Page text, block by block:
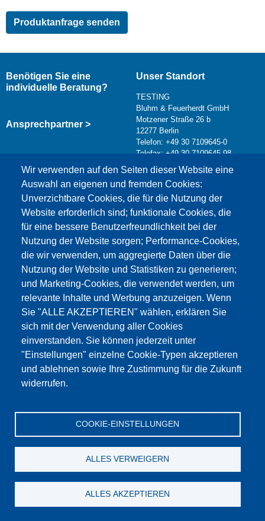
Wir verwenden auf den Seiten dieser Website eine
Auswahl an eigenen und fremden Cookies:
Unverzichtbare Cookies, die für die Nutzung der
Website erforderlich sind; funktionale Cookies, die
für eine bessere Benutzerfreundlichkeit bei der
Nutzung der Website sorgen; Performance-Cookies,
die wir verwenden, um aggregierte Daten über die
Nutzung der Website und Statistiken zu generieren;
und Marketing-Cookies, die verwendet werden, um
relevante Inhalte und Werbung anzuzeigen. Wenn
Sie "ALLE AKZEPTIEREN" wählen, erklären Sie
sich mit der Verwendung aller Cookies
einverstanden. Sie können jederzeit unter
"Einstellungen" einzelne Cookie-Typen akzeptieren
und ablehnen sowie Ihre Zustimmung für die Zukunft
widerrufen.
COOKIE-EINSTELLUNGEN
ALLES VERWEIGERN
ALLES AKZEPTIEREN
Benötigen Sie eine
individuelle Beratung?
Ansprechpartner >
Unser Standort
TESTING
Bluhm & Feuerherdt GmbH
Motzener Straße 26 b
12277 Berlin
Telefon: +49 30 7109645-0
Telefax: +49 30 7109645-98
info@testing.de
Dieser Inhalt ist blockiert, da die Google Maps
Cookies nicht akzeptiert wurden.
NUR DIE GOOGLE MAPS COOKIES
AKZEPTIEREN.
Alle Cookies akzeptieren
© Testing Bluhm & Feuerherdt GmbH 08.08.2026
YouTube-Twitter-LinkedIn